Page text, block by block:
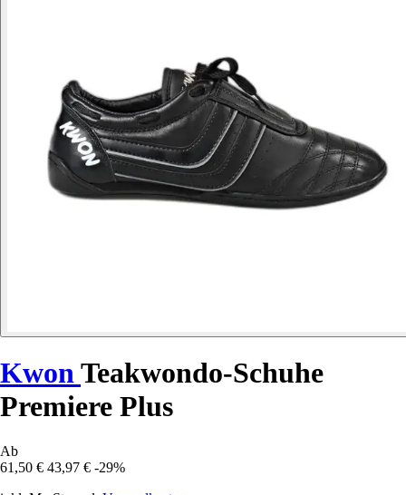
KwonTeakwondo-Schuhe
Premiere Plus
Ab
61,50 € 43,97 € -29%